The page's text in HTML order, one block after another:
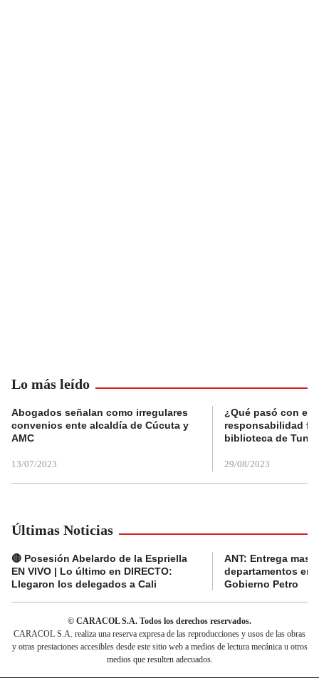
Lo más leído
Abogados señalan como irregulares
convenios ente alcaldía de Cúcuta y
AMC
13/07/2023
¿Qué pasó con el
responsabilidad
biblioteca de
29/08/2023
Últimas Noticias
🔴 Posesión Abelardo de la Espriella
EN VIVO | Lo último en DIRECTO:
Llegaron los delegados a Cali
ANT: Entrega
departamentos en
Gobierno Petro
© CARACOL S.A. Todos los derechos reservados.
CARACOL S.A. realiza una reserva expresa de las reproducciones y usos de las obras
y otras prestaciones accesibles desde este sitio web a medios de lectura mecánica u otros
medios que resulten adecuados.